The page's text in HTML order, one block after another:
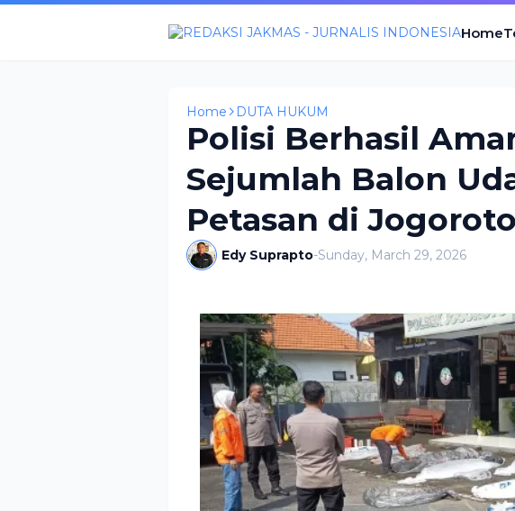
Home
Home DUTA HUKUM
Polisi Berhasil
Sejumlah Balon
Petasan di
Edy Suprapto-Sunday, March 29, 2026